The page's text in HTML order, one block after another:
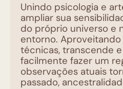
Unindo psicologia e
ampliar sua
do próprio universo e
entorno.
técnicas, transcende
facilmente fazer um
observações atuais
passado,